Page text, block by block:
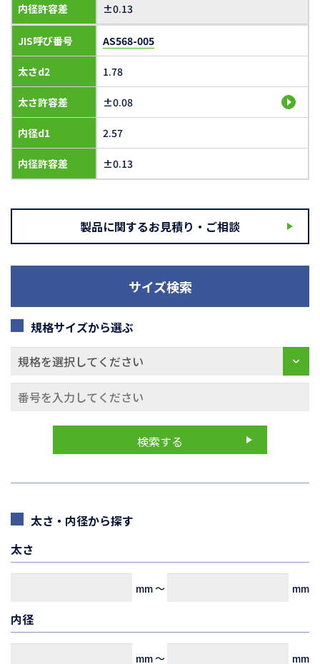
内径許容差 ±0.13
JIS呼び番号
太さd2
太さ許容差
内径d1
内径許容差
AS568-005
1.78
±0.08
2.57
±0.13
製品に関するお見積り・ご相談
サイズ検索
規格サイズから選ぶ
太さ・内径から探す
太さ
mm～ mm
内径
mm～ mm